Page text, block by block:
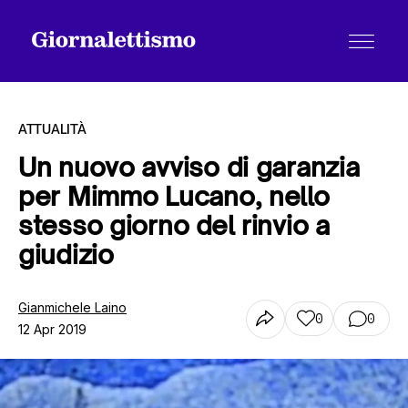
Tutti gli articoli
Chi siamo
Contatti
ATTUALITÀ
Un nuovo avviso di garanzia
per Mimmo Lucano, nello
stesso giorno del rinvio a
giudizio
Gianmichele Laino
12 Apr 2019
0 0